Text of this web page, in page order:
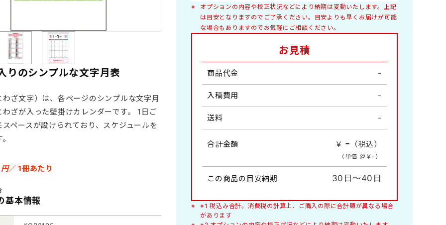
りのシンプルな文字月表
ざ文字）は、各ページのシンプルな文字月
ざが入った壁掛けカレンダーです。 1日ご
ペースが設けられており、スケジュールを
円／ 1冊あたり
基本情報
オプションの内容や校正状況などにより納期は変動いたします。上記
は目安となりますのでご了承ください。目安よりも早くお届けが可能
な場合もありますのでお気軽にご相談ください。
お見積
商品代金 -
入稿費用 -
送料 -
合計金額 ￥ - （税込）
（単価 ＠￥- ）
この商品の目安納期 30日～40日
※1 税込み合計。消費税の計算上、ご購入の際に合計額が異なる場合
があります
釣り
ペット・動物
花ごよみ
ンジメント
浮世絵・版画 絵画
日本家屋
風物詩・四季の情景
健康・医学 情報
・2ヶ月タイプ
ズB2切